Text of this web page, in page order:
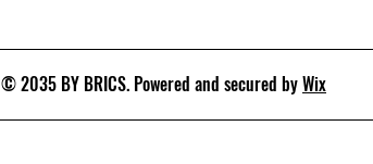
© 2035 BY BRICS. Powered and secured byWix